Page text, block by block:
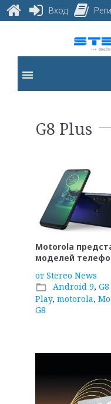
content
menu
G8
G8 Plus
Motorola
моделей
от Stereo News
folder_open Android 9,
Play, motorola,
G8
Вход